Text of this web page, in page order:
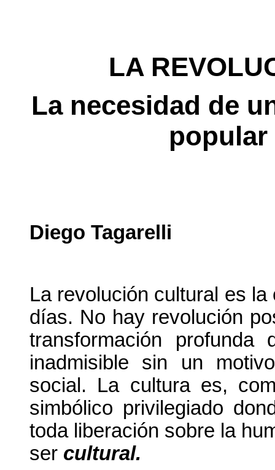
LA
La necesidad de
popular
Diego Tagarelli
La revolución cultural es
días. No hay revolución
transformación
inadmisible sin un
social. La cultura es,
simbólico privilegiado
toda liberación sobre la
ser cultural.